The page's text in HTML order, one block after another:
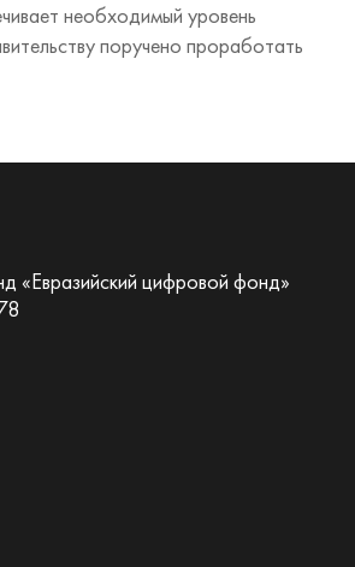
необходимый уровень
поручено проработать
«Евразийский цифровой фонд»